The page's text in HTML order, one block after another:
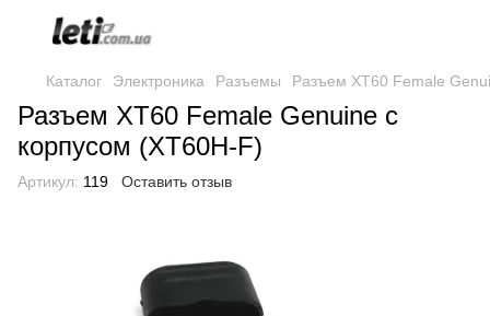
Каталог Электроника Разъемы Разъем XT60 Female
Разъем XT60 Female Genuine с
корпусом (XT60H-F)
Артикул: 119 Оставить отзыв